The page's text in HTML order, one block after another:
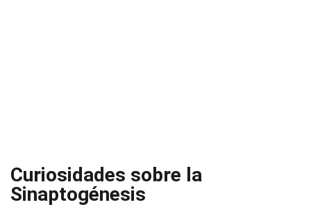
Curiosidades sobre la
Sinaptogénesis